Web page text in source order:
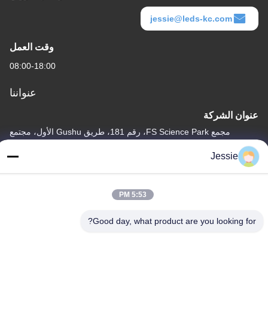
jessie@leds-kc.com
وقت العمل
08:00-18:00
عنواننا
عنوان الشركة
مجمع FS Science Park، رقم 181، طريق Gushu الأول، مجتمع
عنوان المصنع
Guxing، Xixiang، Baoan، شنتشن
هاتف
Jessie
5:53 PM
Good day, what product are you looking for?